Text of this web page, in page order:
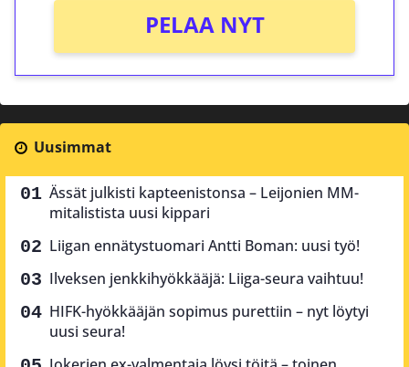
PELAA NYT
Uusimmat
Ässät julkisti kapteenistonsa – Leijonien MM-
mitalistista uusi kippari
Liigan ennätystuomari Antti Boman: uusi työ!
Ilveksen jenkkihyökkääjä: Liiga-seura vaihtuu!
HIFK-hyökkääjän sopimus purettiin – nyt löytyi
uusi seura!